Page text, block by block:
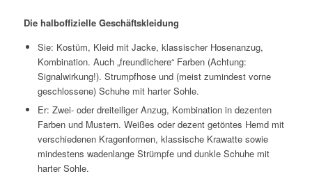
Die halboffizielle Geschäftskleidung
Sie: Kostüm, Kleid mit Jacke, klassischer Hosenanzug,
Kombination. Auch „freundlichere“ Farben (Achtung:
Signalwirkung!). Strumpfhose und (meist zumindest vorne
geschlossene) Schuhe mit harter Sohle.
Er: Zwei- oder dreiteiliger Anzug, Kombination in dezenten
Farben und Mustern. Weißes oder dezent getöntes Hemd mit
verschiedenen Kragenformen, klassische Krawatte sowie
mindestens wadenlange Strümpfe und dunkle Schuhe mit
harter Sohle.